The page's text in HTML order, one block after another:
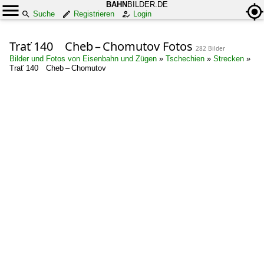
BAHN BILDER.DE
Suche
Registrieren Login
Trať 140 Cheb – Chomutov Fotos 282 Bilder
Bilder und Fotos von Eisenbahn und Zügen » Tschechien » Strecken »
Trať 140 Cheb – Chomutov